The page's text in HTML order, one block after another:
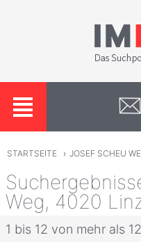
STARTSEITE › JOSEF SCHEU
Weg, 4020
1 bis 12 von mehr als